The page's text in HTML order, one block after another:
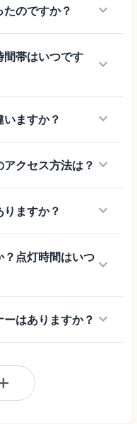
のですか？ keyboard_arrow_down
帯はいつです
keyboard_arrow_down
ますか？ keyboard_arrow_down
クセス方法は？ keyboard_arrow_down
ますか？ keyboard_arrow_down
点灯時間はいつ keyboard_arrow_down
はありますか？ keyboard_arrow_down